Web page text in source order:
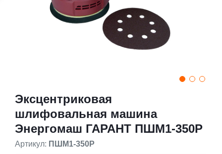
Эксцентриковая
шлифовальная машина
Энергомаш ГАРАНТ ПШМ1-350Р
Артикул: ПШМ1-350Р